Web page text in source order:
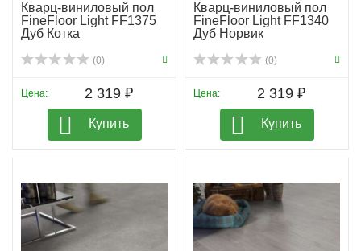
Кварц-виниловый пол
FineFloor Light FF1375
Дуб Котка
(0)
Цена: 2 319 ₽
Купить
Кварц-виниловый пол
FineFloor Light FF1340
Дуб Норвик
(0)
Цена: 2 319 ₽
Купить